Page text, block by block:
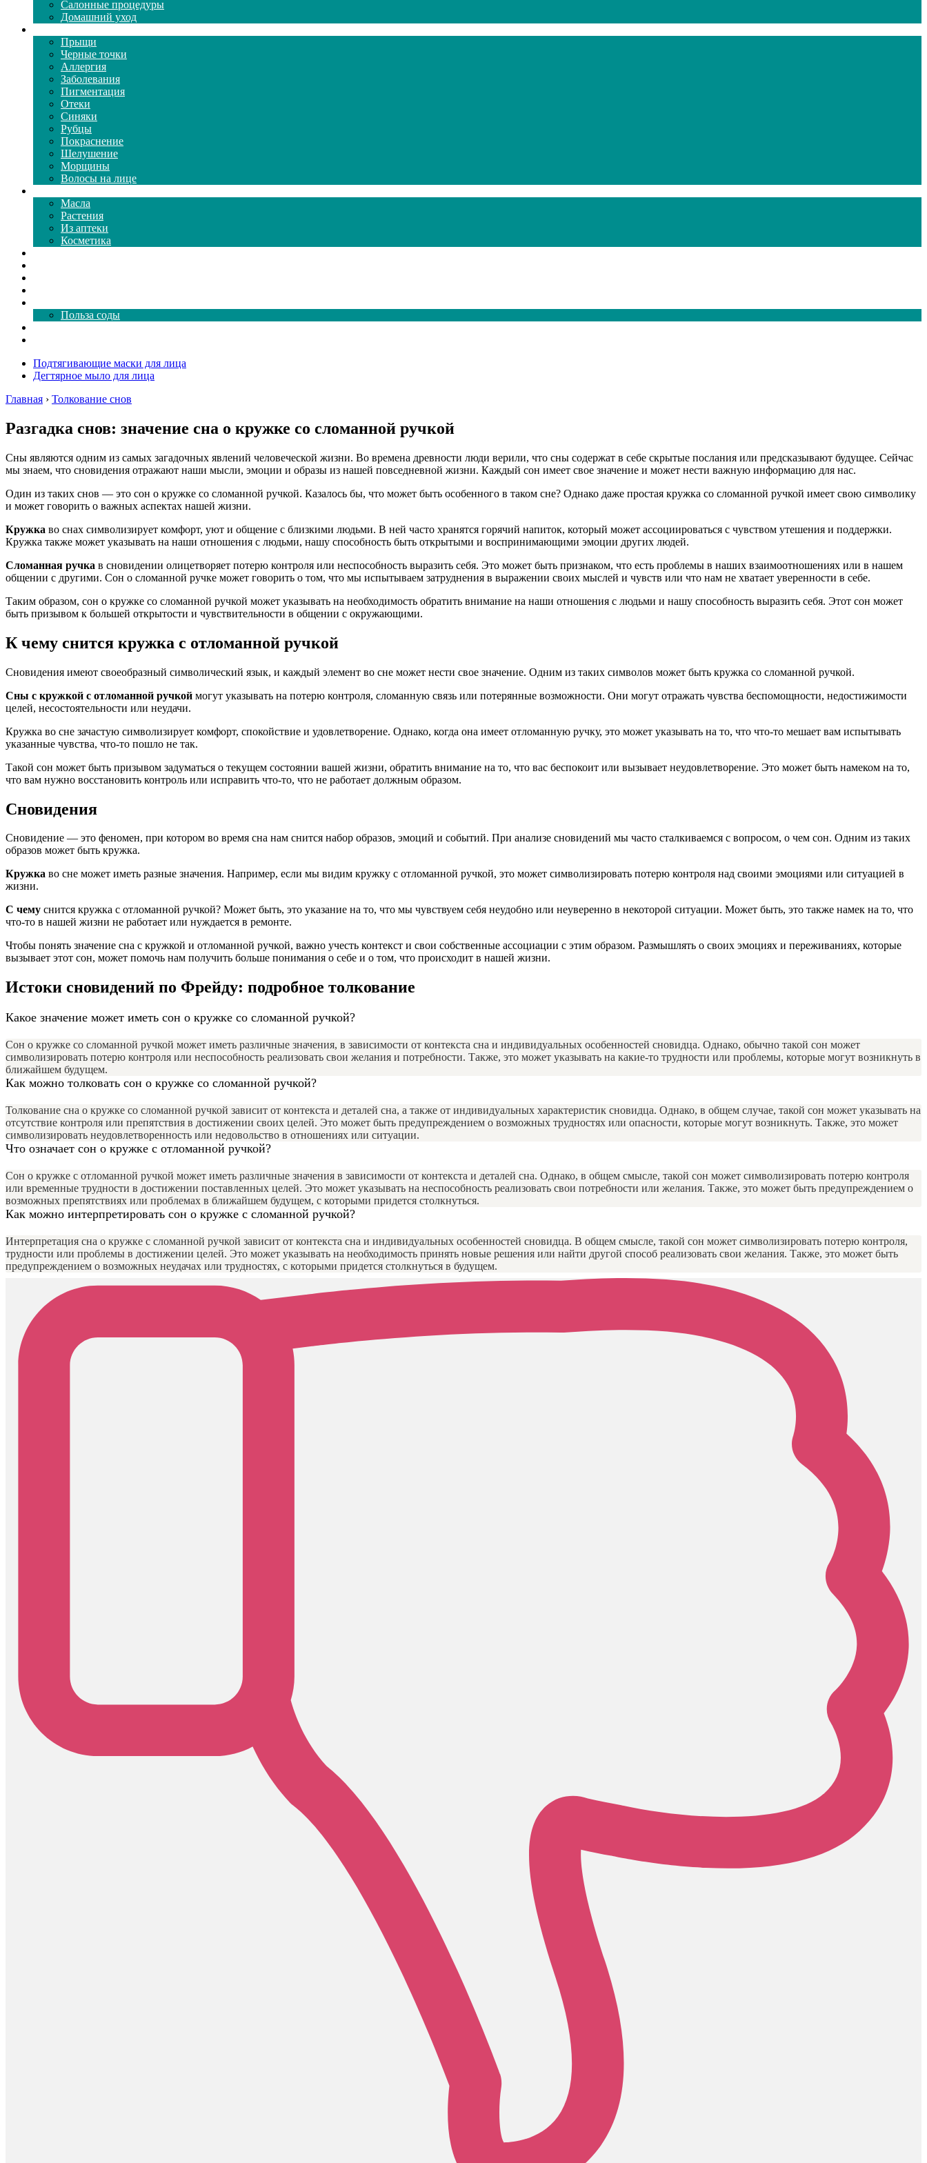
Салонные процедуры
Домашний уход
Прыщи
Черные точки
Аллергия
Заболевания
Пигментация
Отеки
Синяки
Рубцы
Покраснение
Шелушение
Морщины
Волосы на лице
Масла
Растения
Из аптеки
Косметика
Польза соды
Подтягивающие маски для лица
Дегтярное мыло для лица
Главная › Толкование снов
Разгадка снов: значение сна о кружке со сломанной ручкой
Сны являются одним из самых загадочных явлений человеческой жизни. Во времена древности люди верили, что сны содержат в себе скрытые послания или предсказывают будущее. Сейчас
мы знаем, что сновидения отражают наши мысли, эмоции и образы из нашей повседневной жизни. Каждый сон имеет свое значение и может нести важную информацию для нас.
Один из таких снов — это сон о кружке со сломанной ручкой. Казалось бы, что может быть особенного в таком сне? Однако даже простая кружка со сломанной ручкой имеет свою символику
и может говорить о важных аспектах нашей жизни.
Кружка во снах символизирует комфорт, уют и общение с близкими людьми. В ней часто хранятся горячий напиток, который может ассоциироваться с чувством утешения и поддержки.
Кружка также может указывать на наши отношения с людьми, нашу способность быть открытыми и воспринимающими эмоции других людей.
Сломанная ручка в сновидении олицетворяет потерю контроля или неспособность выразить себя. Это может быть признаком, что есть проблемы в наших взаимоотношениях или в нашем
общении с другими. Сон о сломанной ручке может говорить о том, что мы испытываем затруднения в выражении своих мыслей и чувств или что нам не хватает уверенности в себе.
Таким образом, сон о кружке со сломанной ручкой может указывать на необходимость обратить внимание на наши отношения с людьми и нашу способность выразить себя. Этот сон может
быть призывом к большей открытости и чувствительности в общении с окружающими.
К чему снится кружка с отломанной ручкой
Сновидения имеют своеобразный символический язык, и каждый элемент во сне может нести свое значение. Одним из таких символов может быть кружка со сломанной ручкой.
Сны с кружкой с отломанной ручкой могут указывать на потерю контроля, сломанную связь или потерянные возможности. Они могут отражать чувства беспомощности, недостижимости
целей, несостоятельности или неудачи.
Кружка во сне зачастую символизирует комфорт, спокойствие и удовлетворение. Однако, когда она имеет отломанную ручку, это может указывать на то, что что-то мешает вам испытывать
указанные чувства, что-то пошло не так.
Такой сон может быть призывом задуматься о текущем состоянии вашей жизни, обратить внимание на то, что вас беспокоит или вызывает неудовлетворение. Это может быть намеком на то,
что вам нужно восстановить контроль или исправить что-то, что не работает должным образом.
Сновидения
Сновидение — это феномен, при котором во время сна нам снится набор образов, эмоций и событий. При анализе сновидений мы часто сталкиваемся с вопросом, о чем сон. Одним из таких
образов может быть кружка.
Кружка во сне может иметь разные значения. Например, если мы видим кружку с отломанной ручкой, это может символизировать потерю контроля над своими эмоциями или ситуацией в
жизни.
С чему снится кружка с отломанной ручкой? Может быть, это указание на то, что мы чувствуем себя неудобно или неуверенно в некоторой ситуации. Может быть, это также намек на то, что
что-то в нашей жизни не работает или нуждается в ремонте.
Чтобы понять значение сна с кружкой и отломанной ручкой, важно учесть контекст и свои собственные ассоциации с этим образом. Размышлять о своих эмоциях и переживаниях, которые
вызывает этот сон, может помочь нам получить больше понимания о себе и о том, что происходит в нашей жизни.
Истоки сновидений по Фрейду: подробное толкование
Какое значение может иметь сон о кружке со сломанной ручкой?
Сон о кружке со сломанной ручкой может иметь различные значения, в зависимости от контекста сна и индивидуальных особенностей сновидца. Однако, обычно такой сон может
символизировать потерю контроля или неспособность реализовать свои желания и потребности. Также, это может указывать на какие-то трудности или проблемы, которые могут возникнуть в
ближайшем будущем.
Как можно толковать сон о кружке со сломанной ручкой?
Толкование сна о кружке со сломанной ручкой зависит от контекста и деталей сна, а также от индивидуальных характеристик сновидца. Однако, в общем случае, такой сон может указывать на
отсутствие контроля или препятствия в достижении своих целей. Это может быть предупреждением о возможных трудностях или опасности, которые могут возникнуть. Также, это может
символизировать неудовлетворенность или недовольство в отношениях или ситуации.
Что означает сон о кружке с отломанной ручкой?
Сон о кружке с отломанной ручкой может иметь различные значения в зависимости от контекста и деталей сна. Однако, в общем смысле, такой сон может символизировать потерю контроля
или временные трудности в достижении поставленных целей. Это может указывать на неспособность реализовать свои потребности или желания. Также, это может быть предупреждением о
возможных препятствиях или проблемах в ближайшем будущем, с которыми придется столкнуться.
Как можно интерпретировать сон о кружке с сломанной ручкой?
Интерпретация сна о кружке с сломанной ручкой зависит от контекста сна и индивидуальных особенностей сновидца. В общем смысле, такой сон может символизировать потерю контроля,
трудности или проблемы в достижении целей. Это может указывать на необходимость принять новые решения или найти другой способ реализовать свои желания. Также, это может быть
предупреждением о возможных неудачах или трудностях, с которыми придется столкнуться в будущем.